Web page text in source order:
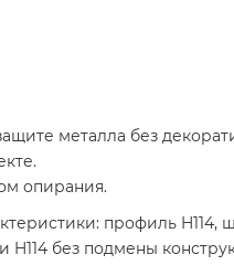
металла без
опирания.
профиль H114,
без подмены